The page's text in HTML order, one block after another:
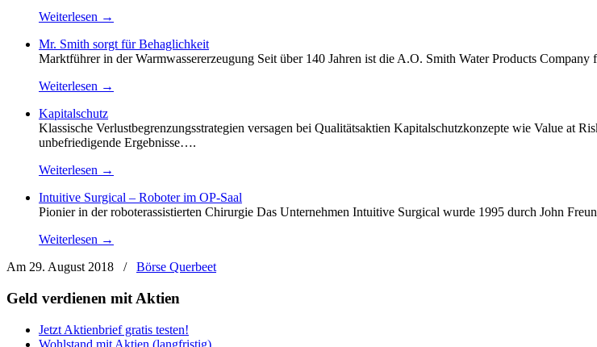
Weiterlesen →
Mr. Smith sorgt für Behaglichkeit
Marktführer in der Warmwassererzeugung Seit über 140 Jahren ist die A.O. Smith Water Products
Weiterlesen →
Kapitalschutz
Klassische Verlustbegrenzungsstrategien versagen bei Qualitätsaktien Kapitalschutzkonzepte wie Value at
unbefriedigende Ergebnisse….
Weiterlesen →
Intuitive Surgical – Roboter im OP-Saal
Pionier in der roboterassistierten Chirurgie Das Unternehmen Intuitive Surgical wurde 1995 durch John
Weiterlesen →
Am 29. August 2018
/ Börse Querbeet
Geld verdienen mit Aktien
Jetzt Aktienbrief gratis testen!
Wohlstand mit Aktien (langfristig)